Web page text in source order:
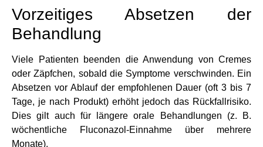
Vorzeitiges Absetzen der
Behandlung
Viele Patienten beenden die Anwendung von Cremes
oder Zäpfchen, sobald die Symptome verschwinden. Ein
Absetzen vor Ablauf der empfohlenen Dauer (oft 3 bis 7
Tage, je nach Produkt) erhöht jedoch das Rückfallrisiko.
Dies gilt auch für längere orale Behandlungen (z. B.
wöchentliche Fluconazol-Einnahme über mehrere
Monate).